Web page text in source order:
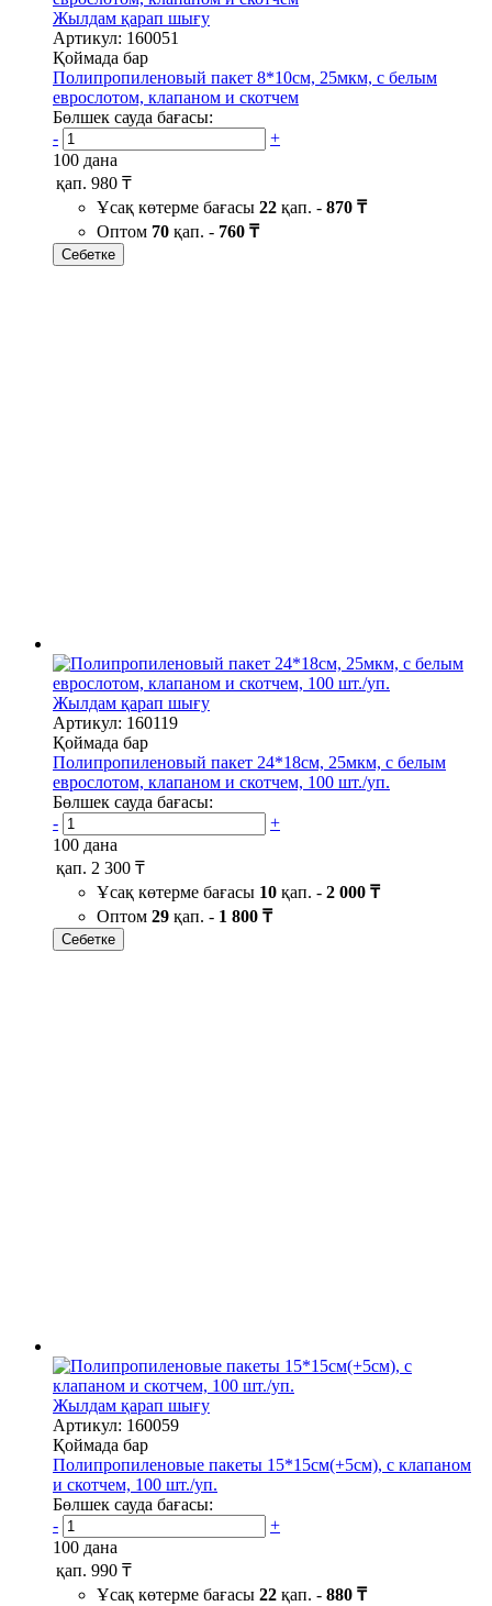
Жылдам қарап шығу
Артикул: 160051
Қоймада бар
Полипропиленовый пакет 8*10см, 25мкм, с белым
еврослотом, клапаном и скотчем
Бөлшек сауда бағасы:
-
+
100 дана
қап. 980 ₸
Ұсақ көтерме бағасы 22 қап. - 870 ₸
Оптом 70 қап. - 760 ₸
Себетке
Жылдам қарап шығу
Артикул: 160119
Қоймада бар
Полипропиленовый пакет 24*18см, 25мкм, с белым
еврослотом, клапаном и скотчем, 100 шт./уп.
Бөлшек сауда бағасы:
-
+
100 дана
қап. 2 300 ₸
Ұсақ көтерме бағасы 10 қап. - 2 000 ₸
Оптом 29 қап. - 1 800 ₸
Себетке
Жылдам қарап шығу
Артикул: 160059
Қоймада бар
Полипропиленовые пакеты 15*15см(+5см), с клапаном
и скотчем, 100 шт./уп.
Бөлшек сауда бағасы:
-
+
100 дана
қап. 990 ₸
Ұсақ көтерме бағасы 22 қап. - 880 ₸